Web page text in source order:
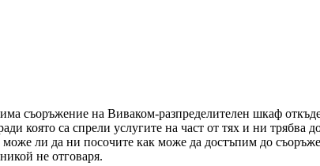
съоръжение на Виваком-разпределителен шкаф
която са спрели услугите на част от тях и ни трябва
ли да ни посочите как може да достъпим до
не отговаря.